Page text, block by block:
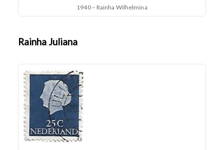
1940 – Rainha Wilhelmina
Rainha Juliana